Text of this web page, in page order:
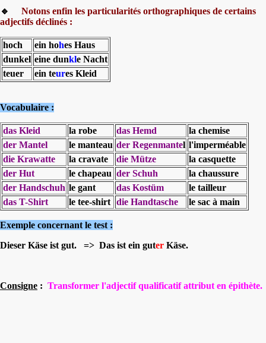
🔹 Notons enfin les particularités orthographiques de certains
adjectifs déclinés :
hoch ein hohes Haus
dunkel eine dunkle Nacht
teuer
ein teures Kleid
Vocabulaire :
das Kleid la robe das Hemd
la chemise
der Mantel
le manteau der Regenmantel l'imperméable
die Krawatte
la cravate die Mütze
la casquette
der Hut
le chapeau der Schuh
la chaussure
der Handschuh le gant das Kostüm
le tailleur
das T-Shirt
le tee-shirt die Handtasche le sac à main
Exemple concernant le test :
Dieser Käse ist gut. => Das ist ein guter Käse.
Consigne : Transformer l'adjectif qualificatif attribut en épithète.